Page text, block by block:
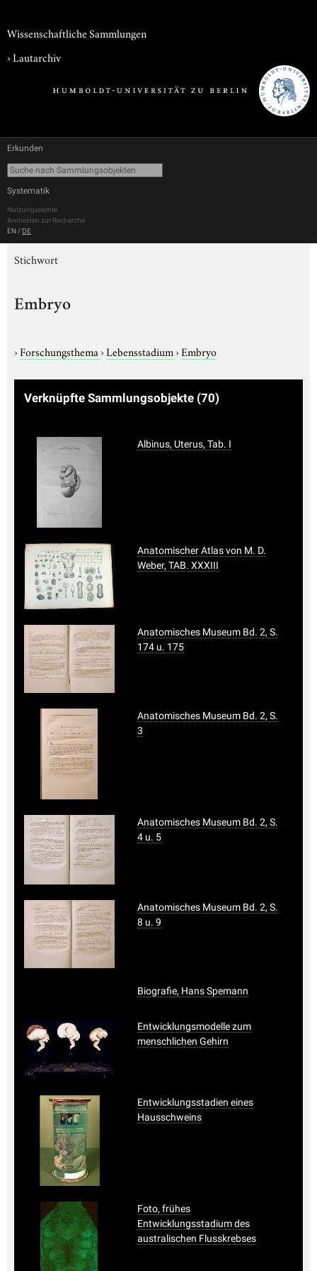
Wissenschaftliche Sammlungen
›Lautarchiv
Erkunden
Systematik
Nutzungsrechte
Anmelden zur Recherche
EN / DE
Stichwort
Embryo
›Forschungsthema›Lebensstadium›Embryo
Verknüpfte Sammlungsobjekte (70)
Albinus, Uterus, Tab. I
Anatomischer Atlas von M. D.
Weber, TAB. XXXIII
Anatomisches Museum Bd. 2, S.
174 u. 175
Anatomisches Museum Bd. 2, S.
3
Anatomisches Museum Bd. 2, S.
4 u. 5
Anatomisches Museum Bd. 2, S.
8 u. 9
Biografie, Hans Spemann
Entwicklungsmodelle zum
menschlichen Gehirn
Entwicklungsstadien eines
Hausschweins
Foto, frühes
Entwicklungsstadium des
australischen Flusskrebses